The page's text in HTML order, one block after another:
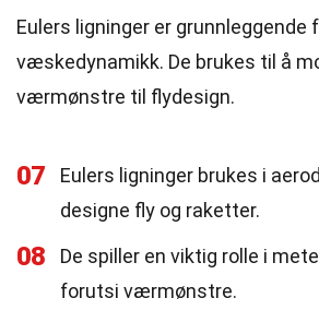
Eulers ligninger er
væskedynamikk. De brukes til å
værmønstre til flydesign.
07
Eulers ligninger brukes i
designe fly og raketter.
08
De spiller en viktig rolle i
forutsi værmønstre.